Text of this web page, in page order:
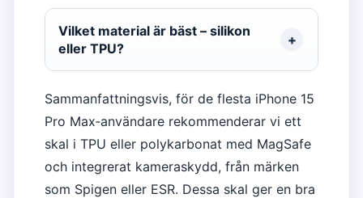
Vilket material är bäst – silikon
eller TPU?
Sammanfattningsvis, för de flesta iPhone 15
Pro Max‑användare rekommenderar vi ett
skal i TPU eller polykarbonat med MagSafe
och integrerat kameraskydd, från märken
som Spigen eller ESR. Dessa skal ger en bra